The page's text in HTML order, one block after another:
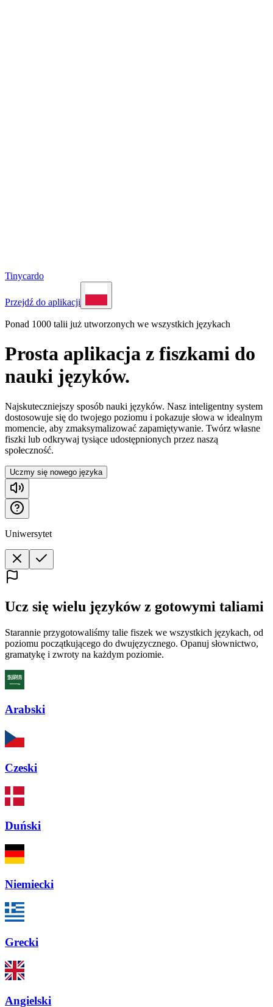
Tinycardo
Przejdź do aplikacji
Ponad 1000 talii już utworzonych we wszystkich językach
Prosta aplikacja z fiszkami do
nauki języków.
Najskuteczniejszy sposób nauki języków. Nasz inteligentny system
dostosowuje się do twojego poziomu i pokazuje słowa w idealnym
momencie, aby zmaksymalizować zapamiętywanie. Twórz własne
fiszki lub odkrywaj tysiące udostępnionych przez naszą
społeczność.
Uczmy się nowego języka
Uniwersytet
Ucz się wielu języków z gotowymi taliami
Starannie przygotowaliśmy talie fiszek we wszystkich językach, od
poziomu początkującego do dwujęzycznego. Opanuj słownictwo,
gramatykę i zwroty na każdym poziomie.
Arabski
Czeski
Duński
Niemiecki
Grecki
Angielski